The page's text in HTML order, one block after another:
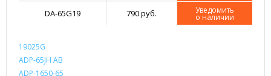
DA-65G19 790 руб. Уведомить
о наличии
19025G
ADP-65JH AB
ADP-1650-65